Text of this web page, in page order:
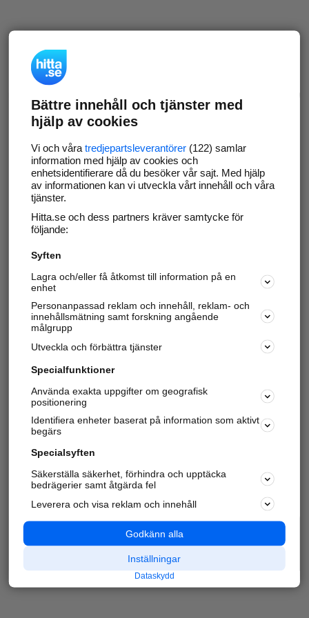
Bättre innehåll och tjänster med
hjälp av cookies
Vi och våra tredjepartsleverantörer(122) samlar
information med hjälp av cookies och
enhetsidentifierare då du besöker vår sajt. Med hjälp
av informationen kan vi utveckla vårt innehåll och våra
tjänster.
Hitta.se och dess partners kräver samtycke för
följande:
Syften
Lagra och/eller få åtkomst till information på en
enhet
Personanpassad reklam och innehåll, reklam- och
innehållsmätning samt forskning angående
målgrupp
Utveckla och förbättra tjänster
Specialfunktioner
Använda exakta uppgifter om geografisk
positionering
Identifiera enheter baserat på information som aktivt
begärs
Specialsyften
Säkerställa säkerhet, förhindra och upptäcka
bedrägerier samt åtgärda fel
Leverera och visa reklam och innehåll
Godkänn alla
Inställningar
Dataskydd